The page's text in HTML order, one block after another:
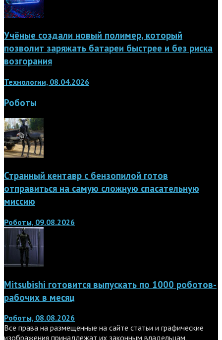
Учёные создали новый полимер, который
позволит заряжать батареи быстрее и без риска
возгорания
Технологии, 08.04.2026
Роботы
Странный кентавр с бензопилой готов
отправиться на самую сложную спасательную
миссию
Роботы, 09.08.2026
Mitsubishi готовится выпускать по 1000 роботов-
рабочих в месяц
Роботы, 08.08.2026
Все права на размещенные на сайте статьи и графические
изображения принадлежат их законным владельцам.